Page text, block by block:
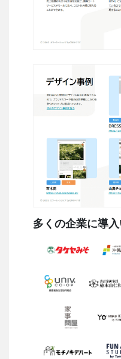
多くの企業に導